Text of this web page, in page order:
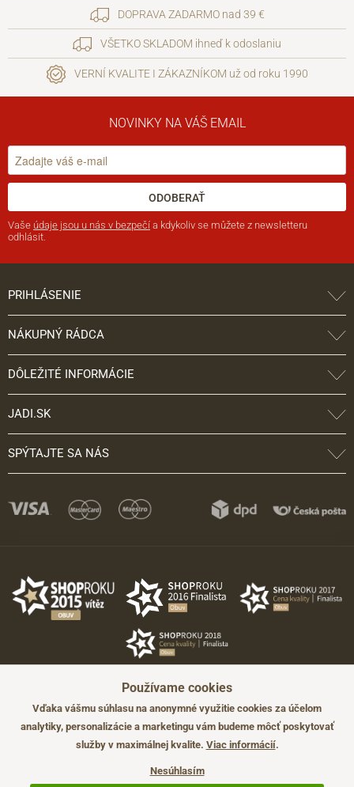
DOPRAVA ZADARMO nad 39 €
VŠETKO SKLADOM ihneď k odoslaniu
VERNÍ KVALITE I ZÁKAZNÍKOM už od roku 1990
NOVINKY NA VÁŠ EMAIL
ODOBERAŤ
Vaše údaje jsou u nás v bezpečí a kdykoliv se můžete z newsletteru
odhlásit.
PRIHLÁSENIE
NÁKUPNÝ RÁDCA
DÔLEŽITÉ INFORMÁCIE
JADI.SK
SPÝTAJTE SA NÁS
Údaje majú len informatívny charakter a môžu byť zmenené bez
Používame cookies
Vďaka vášmu súhlasu na anonymné využitie cookies za účelom
analytiky, personalizácie a marketingu vám budeme môcť poskytovať
služby v maximálnej kvalite. Viac informácií.
Nesúhlasím